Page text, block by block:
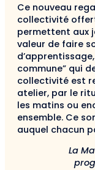
Ce nouveau
collectivité
permettent aux
valeur de faire
commune” qui
collectivité est
atelier, par le
les matins ou
ensemble. Ce
auquel chacun
La